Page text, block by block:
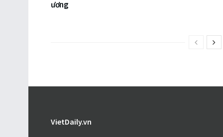
ương
VietDaily.vn